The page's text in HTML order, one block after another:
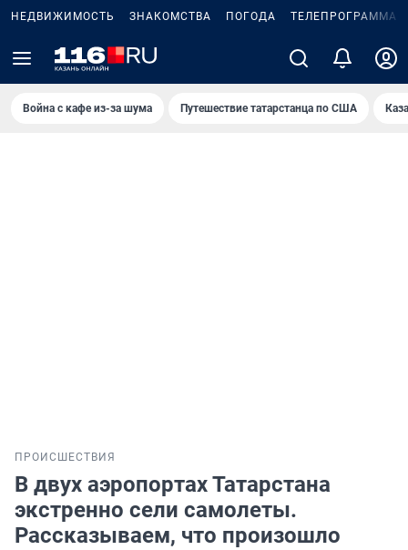
НЕДВИЖИМОСТЬ ЗНАКОМСТВА ПОГОДА ТЕЛЕПРОГРАММА
Война с кафе из-за шума Путешествие татарстанца по США
ПРОИСШЕСТВИЯ
В двух аэропортах Татарстана
экстренно сели самолеты.
Рассказываем, что произошло